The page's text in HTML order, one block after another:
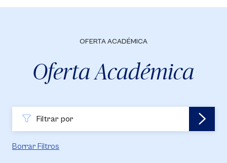
OFERTA ACADÉMICA
Oferta Académica
Filtrar por
Borrar Filtros